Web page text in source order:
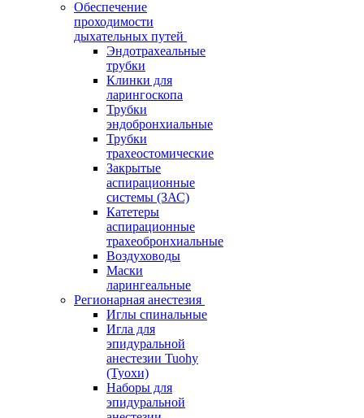
Обеспечение
проходимости
дыхательных путей
Эндотрахеальные
трубки
Клинки для
ларингоскопа
Трубки
эндобронхиальные
Трубки
трахеостомические
Закрытые
аспирационные
системы (ЗАС)
Катетеры
аспирационные
трахеобронхиальные
Воздуховоды
Маски
ларингеальные
Регионарная анестезия
Иглы спинальные
Игла для
эпидуральной
анестезии Tuohy
(Туохи)
Наборы для
эпидуральной